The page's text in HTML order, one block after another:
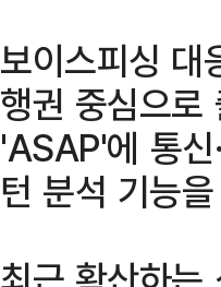
보이스피싱 대
행권 중심으로
'ASAP'에 통
턴 분석 기능